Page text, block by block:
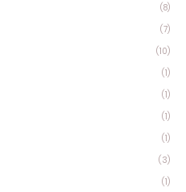
(8)
(7)
(10)
(1)
(1)
(1)
(1)
(3)
(1)